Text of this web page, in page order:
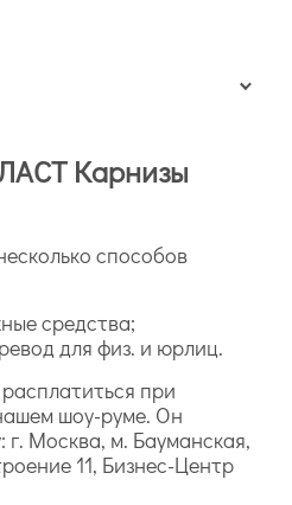
Карнизы
способов
средства;
для физ. и юрлиц.
при
шоу-руме. Он
Москва, м. Бауманская,
11, Бизнес-Центр